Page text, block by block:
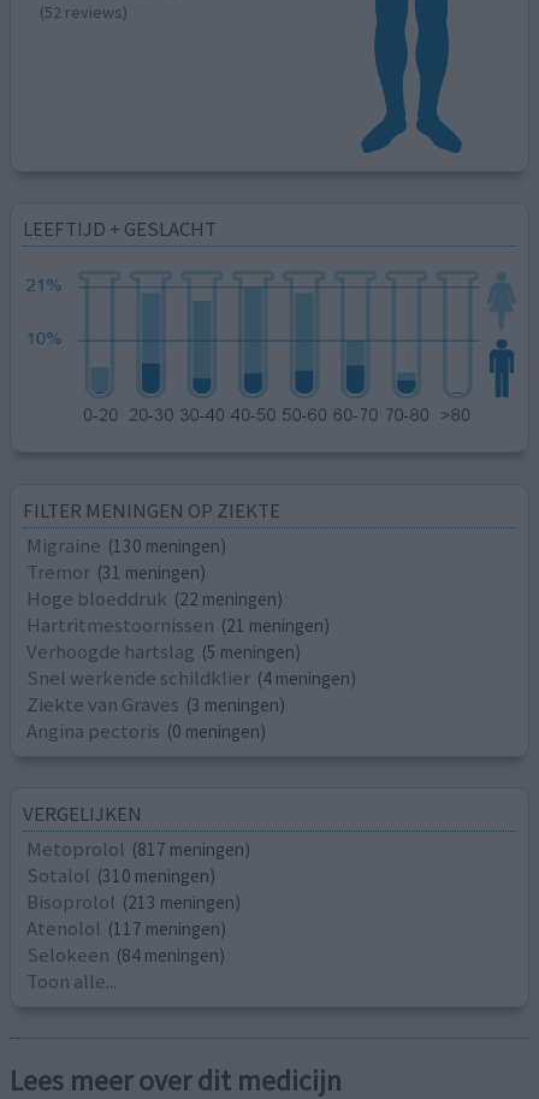
(52 reviews)
LEEFTIJD + GESLACHT
FILTER MENINGEN OP ZIEKTE
Migraine (130 meningen)
Tremor (31 meningen)
Hoge bloeddruk (22 meningen)
Hartritmestoornissen (21 meningen)
Verhoogde hartslag (5 meningen)
Snel werkende schildklier (4 meningen)
Ziekte van Graves (3 meningen)
Angina pectoris (0 meningen)
VERGELIJKEN
Metoprolol (817 meningen)
Sotalol (310 meningen)
Bisoprolol (213 meningen)
Atenolol (117 meningen)
Selokeen (84 meningen)
Toon alle...
Lees meer over dit medicijn